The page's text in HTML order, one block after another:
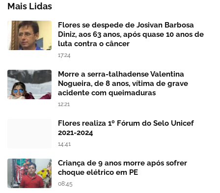
Mais Lidas
Flores se despede de Josivan Barbosa
Diniz, aos 63 anos, após quase 10 anos de
luta contra o câncer
17:24
Morre a serra-talhadense Valentina
Nogueira, de 8 anos, vítima de grave
acidente com queimaduras
12:21
Flores realiza 1º Fórum do Selo Unicef
2021-2024
14:41
Criança de 9 anos morre após sofrer
choque elétrico em PE
08:45